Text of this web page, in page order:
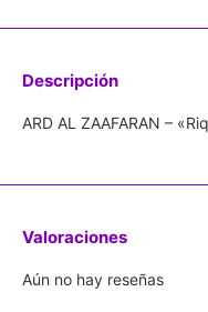
Descripción
ARD AL ZAAFARAN –
Valoraciones
Aún no hay reseñas